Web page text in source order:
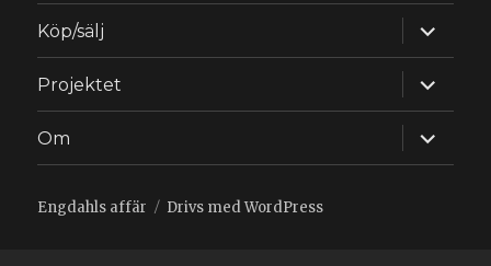
Köp/sälj
Projektet
Om
Engdahls affär Drivs med WordPress